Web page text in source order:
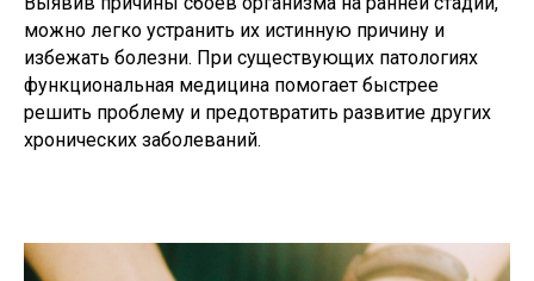
можно легко устранить их истинную причину и
избежать болезни. При существующих патологиях
функциональная медицина помогает быстрее
решить проблему и предотвратить развитие других
хронических заболеваний.